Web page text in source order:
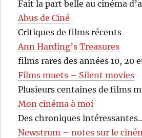
Fait la part belle au cinéma
Abus de Ciné
Critiques de films récents
Ann Harding’s Treasures
films rares des années 10, 20
Films muets – Silent movies
Plusieurs centaines de films
Mon cinéma à moi
Des chroniques
Newstrum – notes sur le